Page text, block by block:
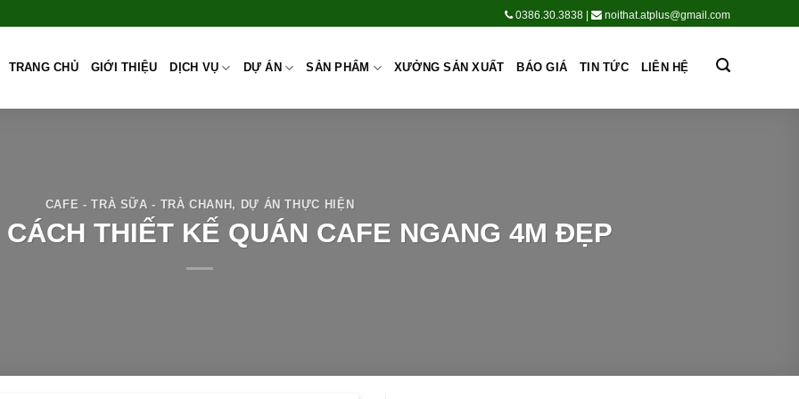
0386.30.3838 | noithat.atplus@gmail.com
TRANG CHỦ GIỚI THIỆU DỊCH VỤ DỰ ÁN SẢN PHẨM XƯỞNG SẢN XUẤT BÁO GIÁ TIN TỨC LIÊN HỆ
CAFE - TRÀ SỮA - TRÀ CHANH, DỰ ÁN THỰC HIỆN
THIẾT KẾ QUÁN CAFE NGANG 4M ĐẸP